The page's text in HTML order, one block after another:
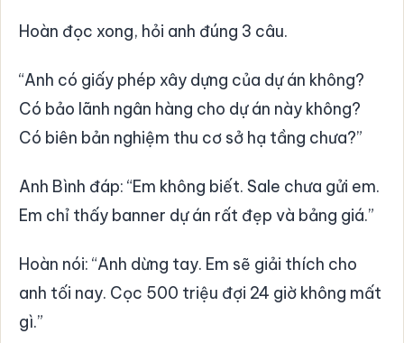
Hoàn đọc xong, hỏi anh đúng 3 câu.
“Anh có giấy phép xây dựng của dự án không?
Có bảo lãnh ngân hàng cho dự án này không?
Có biên bản nghiệm thu cơ sở hạ tầng chưa?”
Anh Bình đáp: “Em không biết. Sale chưa gửi em.
Em chỉ thấy banner dự án rất đẹp và bảng giá.”
Hoàn nói: “Anh dừng tay. Em sẽ giải thích cho
anh tối nay. Cọc 500 triệu đợi 24 giờ không mất
gì.”